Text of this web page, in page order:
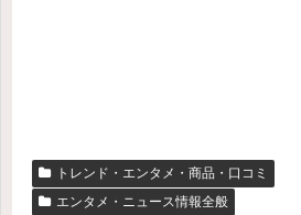
トレンド・エンタメ・商品・口コミ
エンタメ・ニュース情報全般